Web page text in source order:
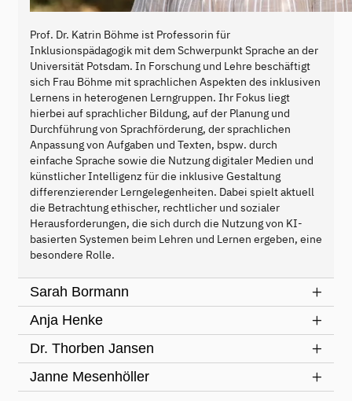
Prof. Dr. Katrin Böhme ist Professorin für
Inklusionspädagogik mit dem Schwerpunkt Sprache an der
Universität Potsdam. In Forschung und Lehre beschäftigt
sich Frau Böhme mit sprachlichen Aspekten des inklusiven
Lernens in heterogenen Lerngruppen. Ihr Fokus liegt
hierbei auf sprachlicher Bildung, auf der Planung und
Durchführung von Sprachförderung, der sprachlichen
Anpassung von Aufgaben und Texten, bspw. durch
einfache Sprache sowie die Nutzung digitaler Medien und
künstlicher Intelligenz für die inklusive Gestaltung
differenzierender Lerngelegenheiten. Dabei spielt aktuell
die Betrachtung ethischer, rechtlicher und sozialer
Herausforderungen, die sich durch die Nutzung von KI-
basierten Systemen beim Lehren und Lernen ergeben, eine
besondere Rolle.
Sarah Bormann
Anja Henke
Dr. Thorben Jansen
Janne Mesenhöller